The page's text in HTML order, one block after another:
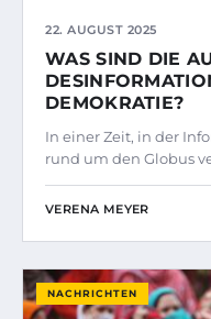
22. AUGUST 2025
WAS SIND DIE
DEMOKRATIE?
In einer Zeit, in der
rund um den Globus
VERENA MEYER
NACHRICHTEN